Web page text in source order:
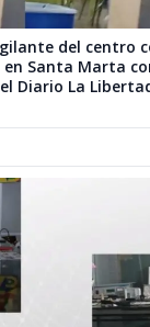
del centro
en Santa Marta
Diario La